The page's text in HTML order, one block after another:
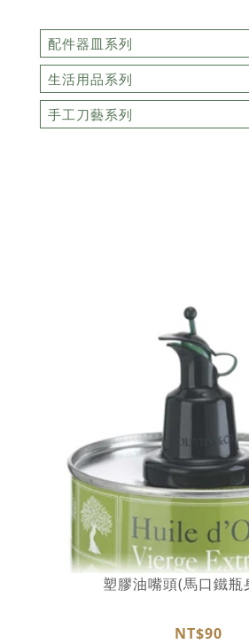
配件器皿系列
生活用品系列
手工刀藝系列
塑膠油嘴頭(馬口鐵瓶
NT$90